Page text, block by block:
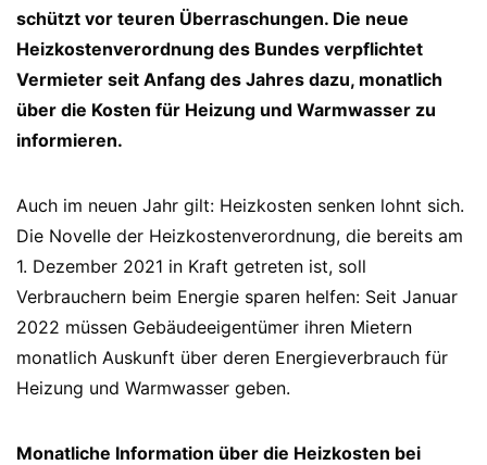
schützt vor teuren Überraschungen. Die neue
Heizkostenverordnung des Bundes verpflichtet
Vermieter seit Anfang des Jahres dazu, monatlich
über die Kosten für Heizung und Warmwasser zu
informieren.
Auch im neuen Jahr gilt: Heizkosten senken lohnt sich.
Die Novelle der Heizkostenverordnung, die bereits am
1. Dezember 2021 in Kraft getreten ist, soll
Verbrauchern beim Energie sparen helfen: Seit Januar
2022 müssen Gebäudeeigentümer ihren Mietern
monatlich Auskunft über deren Energieverbrauch für
Heizung und Warmwasser geben.
Monatliche Information über die Heizkosten bei